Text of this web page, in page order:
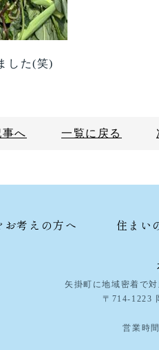
した(笑)
へ 一覧に戻る
お考えの方へ 住まい
矢掛町に地域密着で
〒714-1223
営業時